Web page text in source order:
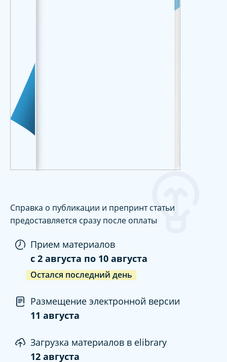
Справка о публикации и препринт статьи
предоставляется сразу после оплаты
Прием материалов
c 2 августа по 10 августа
Остался последний день
Размещение электронной версии
11 августа
Загрузка материалов в elibrary
12 августа